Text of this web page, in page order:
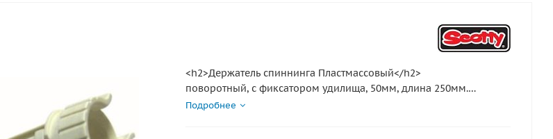
<h2>Держатель спиннинга Пластмассовый</h2>
поворотный, с фиксатором удилища, 50мм, длина 250мм.
Возможно крепление к рейлингам, а также на вертикальные и
Подробнее